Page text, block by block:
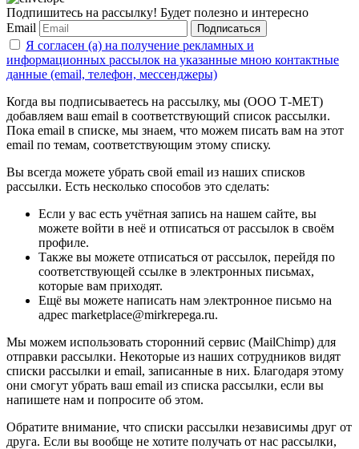
Подпишитесь на рассылку! Будет полезно и интересно
Email
Подписаться
Я согласен (а) на получение рекламных и
информационных рассылок на указанные мною контактные
данные (email, телефон, мессенджеры)
Когда вы подписываетесь на рассылку, мы (ООО Т-МЕТ)
добавляем ваш email в соответствующий список рассылки.
Пока email в списке, мы знаем, что можем писать вам на этот
email по темам, соответствующим этому списку.
Вы всегда можете убрать свой email из наших списков
рассылки. Есть несколько способов это сделать:
Если у вас есть учётная запись на нашем сайте, вы
можете войти в неё и отписаться от рассылок в своём
профиле.
Также вы можете отписаться от рассылок, перейдя по
соответствующей ссылке в электронных письмах,
которые вам приходят.
Ещё вы можете написать нам электронное письмо на
адрес marketplace@mirkrepega.ru.
Мы можем использовать сторонний сервис (MailChimp) для
отправки рассылки. Некоторые из наших сотрудников видят
списки рассылки и email, записанные в них. Благодаря этому
они смогут убрать ваш email из списка рассылки, если вы
напишете нам и попросите об этом.
Обратите внимание, что списки рассылки независимы друг от
друга. Если вы вообще не хотите получать от нас рассылки,